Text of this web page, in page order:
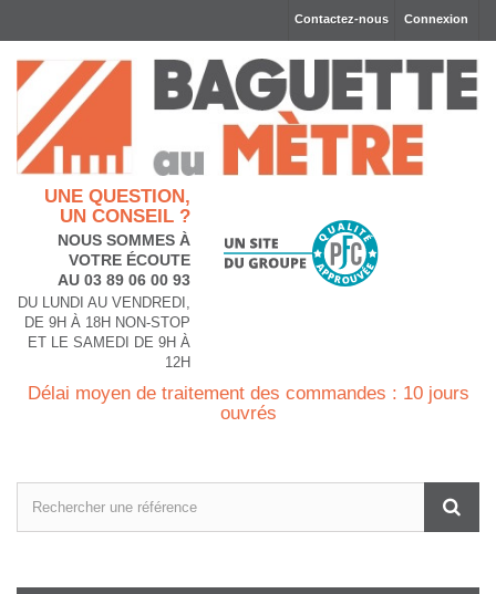
Connexion
Contactez-nous
UNE QUESTION,
UN CONSEIL ?
NOUS SOMMES À
VOTRE ÉCOUTE
AU 03 89 06 00 93
DU LUNDI AU VENDREDI,
DE 9H À 18H NON-STOP
ET LE SAMEDI DE 9H À
12H
Délai moyen de traitement des commandes : 10 jours
ouvrés